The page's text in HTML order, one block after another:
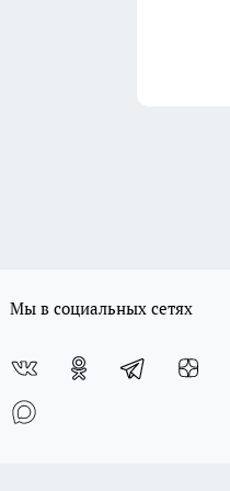
Мы в социальных сетях